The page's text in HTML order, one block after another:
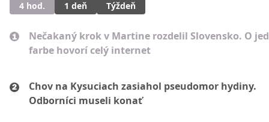
4 hod. 1 deň Týždeň
Nečakaný krok v Martine rozdelil Slovensko. O
farbe hovorí celý internet
Chov na Kysuciach zasiahol pseudomor hydiny.
Odborníci museli konať